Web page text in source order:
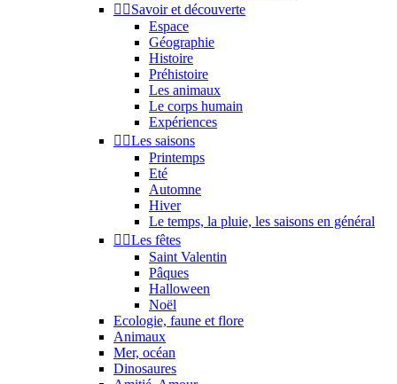
 Savoir et découverte
Espace
Géographie
Histoire
Préhistoire
Les animaux
Le corps humain
Expériences
 Les saisons
Printemps
Eté
Automne
Hiver
Le temps, la pluie, les saisons en général
 Les fêtes
Saint Valentin
Pâques
Halloween
Noël
Ecologie, faune et flore
Animaux
Mer, océan
Dinosaures